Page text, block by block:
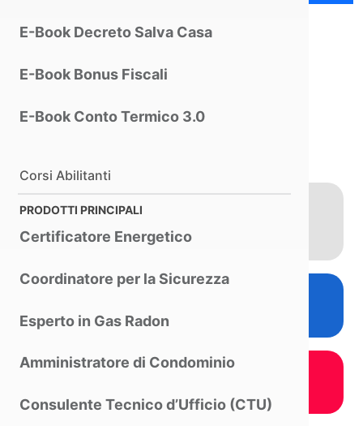
E-Book Decreto Salva Casa
E-Book Bonus Fiscali
E-Book Conto Termico 3.0
Corsi Abilitanti
PRODOTTI PRINCIPALI
Certificatore Energetico
Coordinatore per la Sicurezza
Esperto in Gas Radon
Amministratore di Condominio
Consulente Tecnico d’Ufficio (CTU)
Con Sicuro puoi fare tutto.
Piano di Sicurezza e
Coordinamento